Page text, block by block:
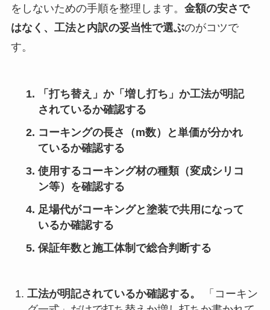
をしないための手順を整理します。 金額の安さで
はなく、工法と内訳の妥当性で選ぶのがコツで
す。
「打ち替え」か「増し打ち」か工法が明記
されているか確認する
コーキングの長さ（m数）と単価が分かれ
ているか確認する
使用するコーキング材の種類（変成シリコ
ン等）を確認する
足場代がコーキングと塗装で共用になって
いるか確認する
保証年数と施工体制で総合判断する
工法が明記されているか確認する。
「コーキン